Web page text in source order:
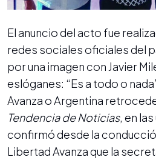
El anuncio del acto fue
redes sociales oficiales del
por una imagen con Javier
eslóganes: “Es a todo o
Avanza o Argentina
Tendencia de Noticias, en
confirmó desde la
Libertad Avanza que la